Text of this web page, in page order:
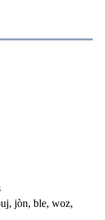
jòn, ble, woz,